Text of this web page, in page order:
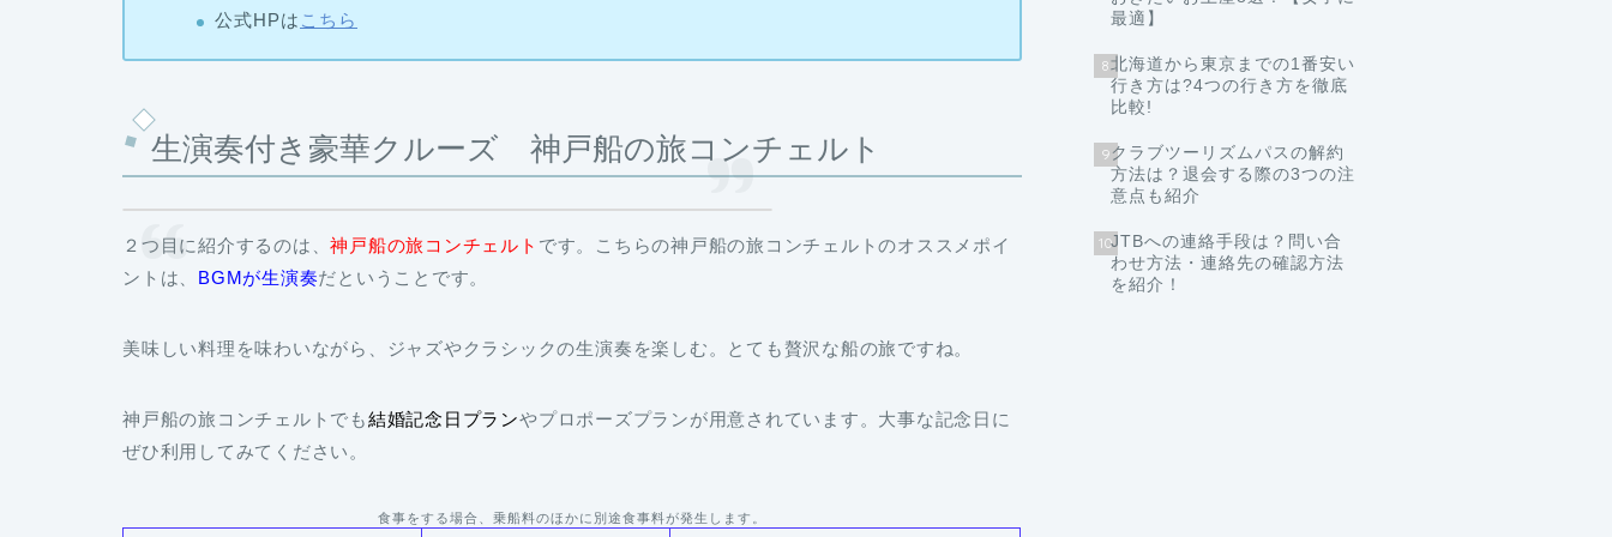
公式HPは こちら
生演奏付き豪華クルーズ 神戸船の旅コンチェルト
ントは、BGMが生演奏 だということです。
ぜひ利用してみてください。
クルーズの種類 運行時間 乗船料
最適】
8北海道から東京までの1番安い
行き方は?4つの行き方を徹底
比較!
9 クラブツーリズムパスの解約
方法は？退会する際の3つの注
意点も紹介
10JTBへの連絡手段は？問い合
わせ方法・連絡先の確認方法
を紹介！